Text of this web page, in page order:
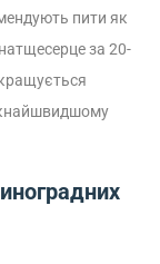
пити як
за 20-